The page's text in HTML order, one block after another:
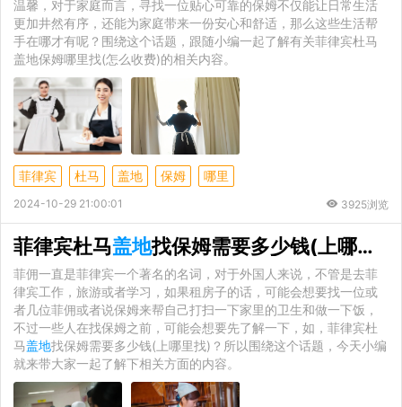
温馨，对于家庭而言，寻找一位贴心可靠的保姆不仅能让日常生活
更加井然有序，还能为家庭带来一份安心和舒适，那么这些生活帮
手在哪才有呢？围绕这个话题，跟随小编一起了解有关菲律宾杜马
盖地保姆哪里找(怎么收费)的相关内容。
菲律宾 杜马 盖地 保姆 哪里
2024-10-29 21:00:01 3925浏览
菲律宾杜马盖地找保姆需要多少钱(上哪里找)
菲佣一直是菲律宾一个著名的名词，对于外国人来说，不管是去菲
律宾工作，旅游或者学习，如果租房子的话，可能会想要找一位或
者几位菲佣或者说保姆来帮自己打扫一下家里的卫生和做一下饭，
不过一些人在找保姆之前，可能会想要先了解一下，如，菲律宾杜
马盖地找保姆需要多少钱(上哪里找)？所以围绕这个话题，今天小编
就来带大家一起了解下相关方面的内容。